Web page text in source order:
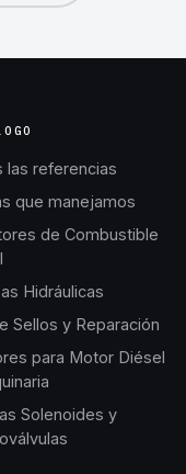
las referencias
que manejamos
de Combustible
Hidráulicas
Sellos y Reparación
para Motor Diésel
Solenoides y